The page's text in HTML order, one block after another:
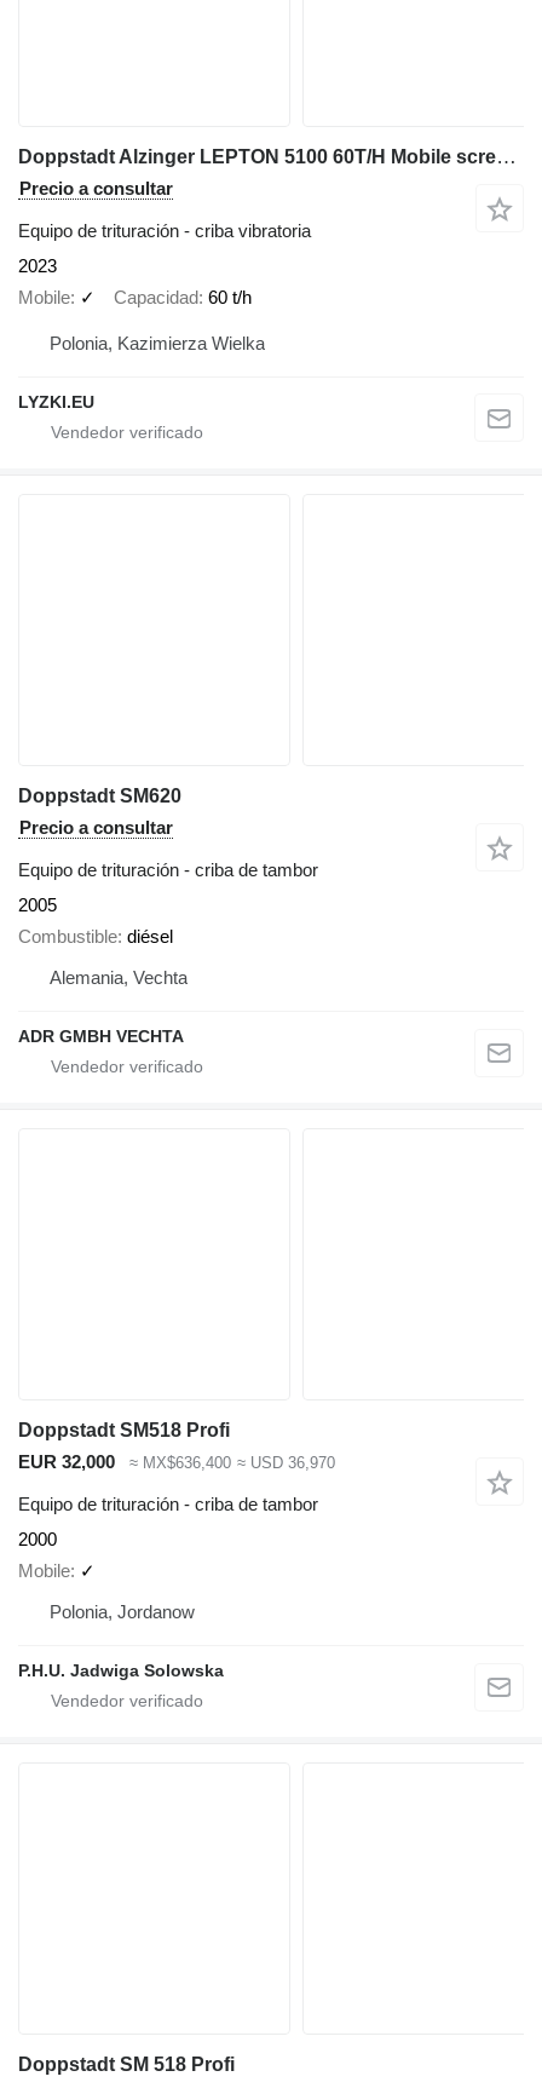
Doppstadt Alzinger LEPTON 5100 60T/H Mobile screener Biomass wood compost
Precio a consultar
Equipo de trituración - criba vibratoria
2023
Mobile ✓ Capacidad 60 t/h
Polonia, Kazimierza Wielka
LYZKI.EU
Doppstadt SM620
Precio a consultar
Equipo de trituración - criba de tambor
2005
Combustible diésel
Alemania, Vechta
ADR GMBH VECHTA
Doppstadt SM518 Profi
EUR 32,000
≈ MX$636,400 ≈ USD 36,970
Equipo de trituración - criba de tambor
2000
Mobile ✓
Polonia, Jordanow
P.H.U. Jadwiga Solowska
Doppstadt SM 518 Profi